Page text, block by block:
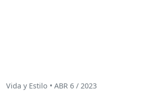
Vida y Estilo • ABR 6 / 2023